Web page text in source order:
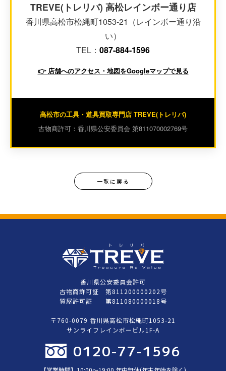
TREVE(トレリバ) 高松レインボー通り店
香川県高松市松縄町1053-21（レインボー通り沿
い）
TEL： 087-884-1596
👉 店舗へのアクセス・地図をGoogleマップで見る
高松市の工具・道具買取専門店 TREVE(トレリバ)
古物商許可：香川県公安委員会 第811070002769号
一覧に戻る
香川県公安委員会許可
古物商許可証 第811200000202号
質屋許可証 第811080000018号
〒760-0079 香川県高松市松縄町1053-21
サンライフレインボービル1F-A
0120-77-1596